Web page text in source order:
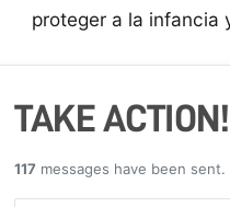
proteger a la infancia
TAKE ACTION!
117 messages have been sent.